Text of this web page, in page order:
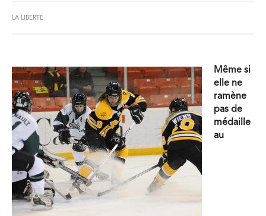
LA LIBERTÉ
Même si
elle ne
ramène
pas de
médaille
au